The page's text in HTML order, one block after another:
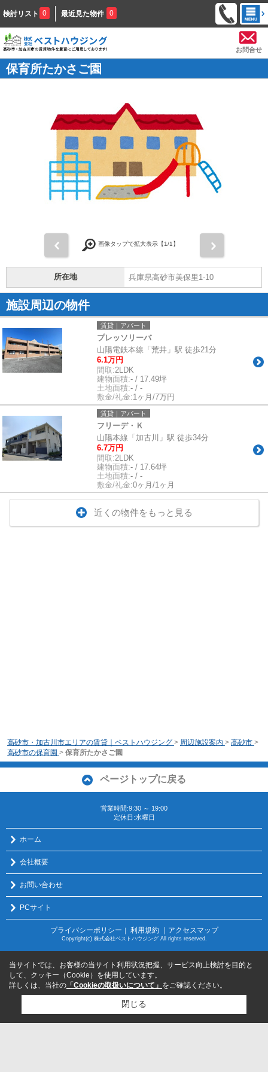
検討リスト 0 最近見た物件 0
お問合せ
保育所たかさご園
画像タップで拡大表示【1/1】
所在地 兵庫県高砂市美保里1-10
施設周辺の物件
賃貸｜アパート
プレッソリーバ
山陽電鉄本線「荒井」駅 徒歩21分
6.1万円
間取:2LDK
建物面積:- / 17.49坪
土地面積:- / -
敷金/礼金:1ヶ月/7万円
賃貸｜アパート
フリーデ・Ｋ
山陽本線「加古川」駅 徒歩34分
6.7万円
間取:2LDK
建物面積:- / 17.64坪
土地面積:- / -
敷金/礼金:0ヶ月/1ヶ月
近くの物件をもっと見る
高砂市・加古川市エリアの賃貸｜ベストハウジング > 周辺施設案内 > 高砂市 >
高砂市の保育園 > 保育所たかさご園
ページトップに戻る
営業時間:9:30 ～ 19:00
定休日:水曜日
ホーム
会社概要
お問い合わせ
PCサイト
プライバシーポリシー ｜ 利用規約 ｜アクセスマップ
Copyright(c) 株式会社ベストハウジング All rights reserved.
当サイトでは、お客様の当サイト利用状況把握、サービス向上検討を目的と
して、クッキー（Cookie）を使用しています。
詳しくは、当社の 「Cookieの取扱いについて」 をご確認ください。
閉じる